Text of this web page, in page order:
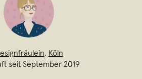
, Köln
seit September 2019